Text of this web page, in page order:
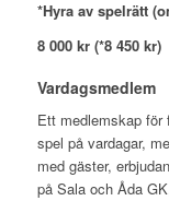
*Hyra av spelrätt
8 000 kr (*8 450 kr)
Vardagsmedlem
Ett medlemskap för
spel på vardagar,
med gäster,
på Sala och Åda